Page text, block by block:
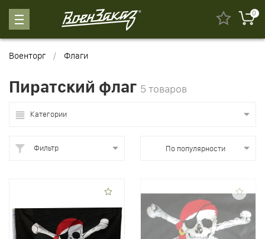
0
Военторг Флаги
Пиратский флаг 5 товаров
Категории
Фильтр По популярности